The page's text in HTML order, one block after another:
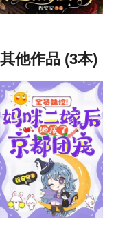
其他作品 (3本)